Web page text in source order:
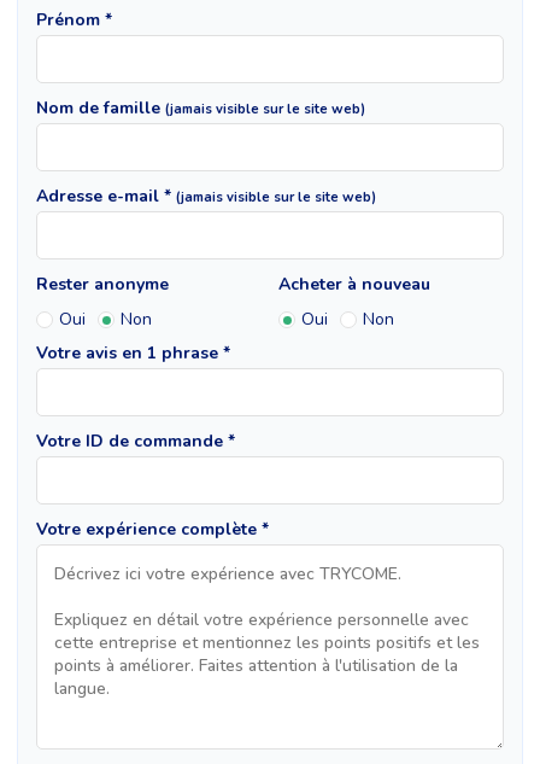
Prénom *
Nom de famille (jamais visible sur le site web)
Adresse e-mail * (jamais visible sur le site web)
Rester anonyme
Oui
Non
Acheter à nouveau
Oui
Non
Votre avis en 1 phrase *
Votre ID de commande *
Votre expérience complète *